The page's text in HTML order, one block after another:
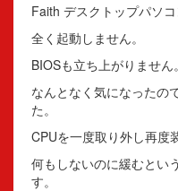
Faith デスクトップパソ
全く起動しません。
BIOSも立ち上がりません。
なんとなく気になったの
た。
CPUを一度取り外し再度
何もしないのに緩むとい
す。